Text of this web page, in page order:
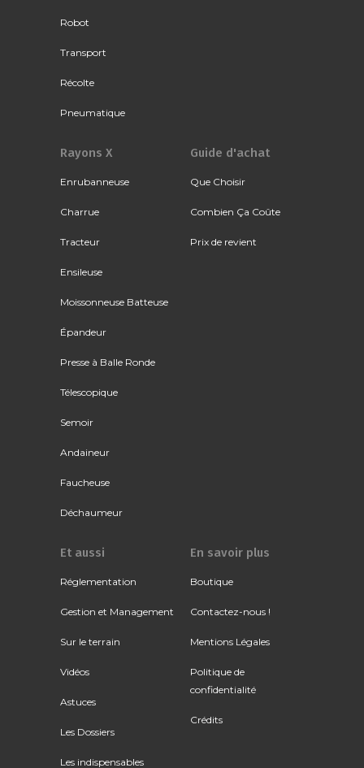
Robot
Transport
Récolte
Pneumatique
Rayons X
Enrubanneuse
Charrue
Tracteur
Ensileuse
Moissonneuse Batteuse
Épandeur
Presse à Balle Ronde
Télescopique
Semoir
Andaineur
Faucheuse
Déchaumeur
Guide d'achat
Que Choisir
Combien Ça Coûte
Prix de revient
Et aussi
Réglementation
Gestion et Management
Sur le terrain
Vidéos
Astuces
Les Dossiers
Les indispensables
En savoir plus
Boutique
Contactez-nous !
Mentions Légales
Politique de
confidentialité
Crédits